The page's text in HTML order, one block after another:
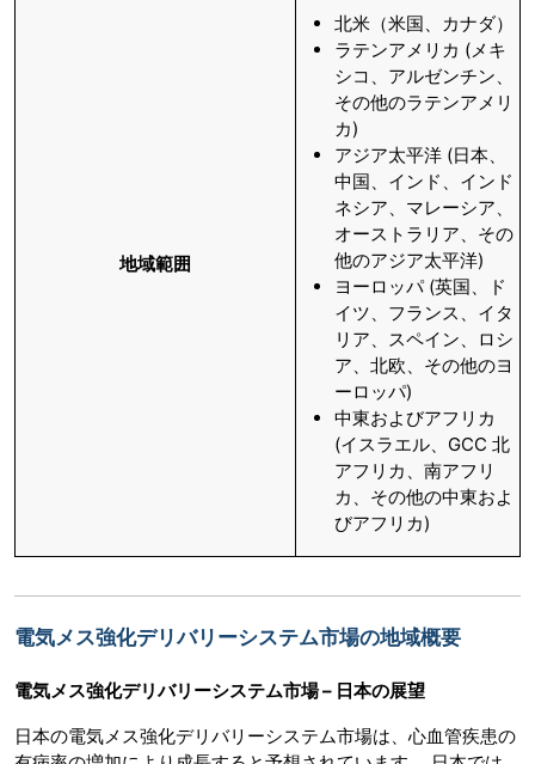
地域範囲
北米（米国、カナダ）
ラテンアメリカ (メキ
シコ、アルゼンチン、
その他のラテンアメリ
カ)
アジア太平洋 (日本、
中国、インド、インド
ネシア、マレーシア、
オーストラリア、その
他のアジア太平洋)
ヨーロッパ (英国、ド
イツ、フランス、イタ
リア、スペイン、ロシ
ア、北欧、その他のヨ
ーロッパ)
中東およびアフリカ
(イスラエル、GCC 北
アフリカ、南アフリ
カ、その他の中東およ
びアフリカ)
電気メス強化デリバリーシステム市場の地域概要
電気メス強化デリバリーシステム市場 – 日本の展望
日本の電気メス強化デリバリーシステム市場は、心血管疾患の